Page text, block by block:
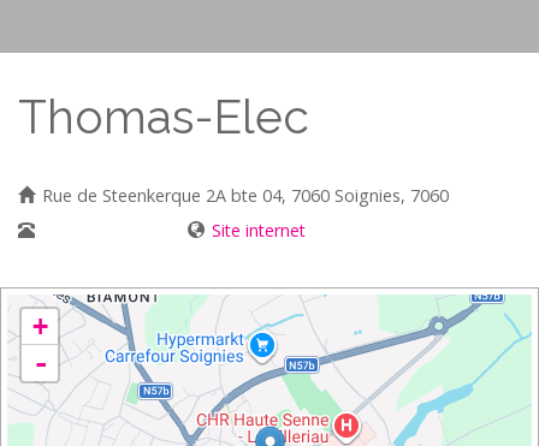
Thomas-Elec
Rue de Steenkerque 2A bte 04, 7060 Soignies, 7060
Site internet
+
-